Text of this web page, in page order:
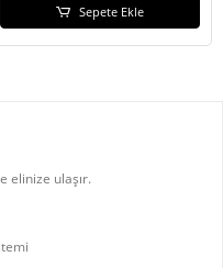
Sepete Ekle
elinize ulaşır.